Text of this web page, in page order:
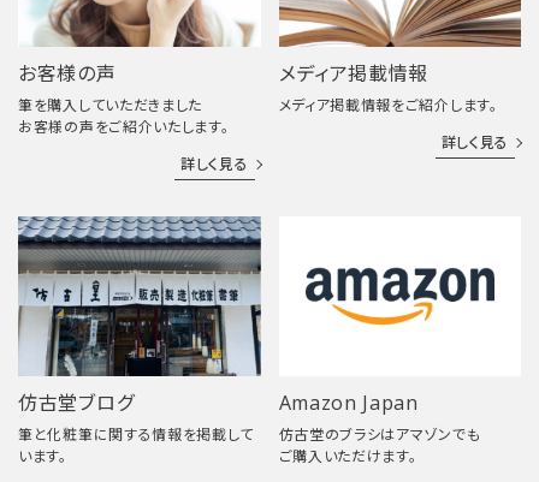
お客様の声
筆を購入していただきました
お客様の声をご紹介いたします。
詳しく見る
メディア掲載情報
メディア掲載情報をご紹介します。
詳しく見る
仿古堂ブログ
筆と化粧筆に関する情報を掲載して
います。
Amazon Japan
仿古堂のブラシはアマゾンでも
ご購入いただけます。